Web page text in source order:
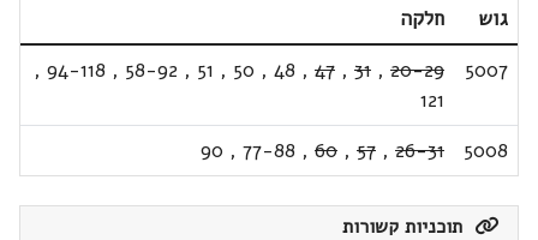
גוש
חלקה
5007
20-29
,
31
,
47
,
48
,
50
,
51
,
58-92
,
94-118
,
121
5008
26-31
,
57
,
60
,
77-88
,
90
תוכניות קשורות